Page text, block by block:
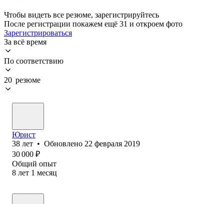
Чтобы видеть все резюме, зарегистрируйтесь
После регистрации покажем ещё 31 и откроем фото
Зарегистрироваться
За всё время
По соответствию
20 резюме
Юрист
38 лет • Обновлено 22 февраля 2019
30 000 ₽
Общий опыт
8 лет 1 месяц